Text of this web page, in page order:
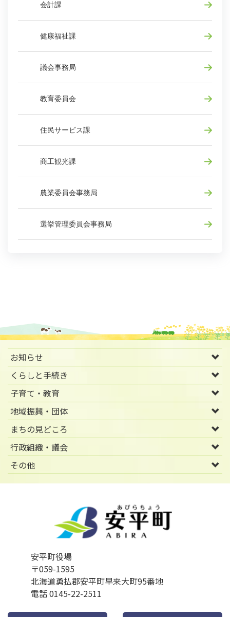
会計課
健康福祉課
議会事務局
教育委員会
住民サービス課
商工観光課
農業委員会事務局
選挙管理委員会事務局
お知らせ
くらしと手続き
子育て・教育
地域振興・団体
まちの見どころ
行政組織・議会
その他
安平町役場
〒059-1595
北海道勇払郡安平町早来大町95番地
電話 0145-22-2511